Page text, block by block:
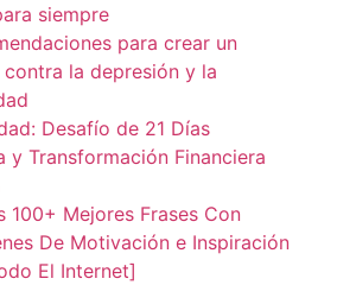
siempre
para crear un
la depresión y la
Desafío de 21 Días
y Transformación Financiera
100+ Mejores Frases Con
De Motivación e Inspiración
El Internet]